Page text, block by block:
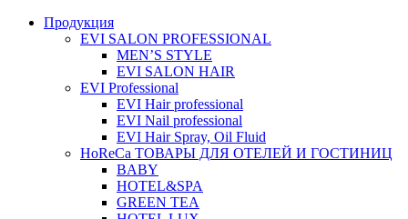
Продукция
EVI SALON PROFESSIONAL
MEN’S STYLE
EVI SALON HAIR
EVI Professional
EVI Hair professional
EVI Nail professional
EVI Hair Spray, Oil Fluid
HoReCa ТОВАРЫ ДЛЯ ОТЕЛЕЙ И ГОСТИНИЦ
BABY
HOTEL&SPA
GREEN TEA